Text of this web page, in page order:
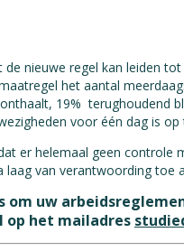
de nieuwe regel kan leiden
het aantal
19% terughoudend
voor één dag is op
er helemaal geen controle
van verantwoording toe
uw
het mailadres